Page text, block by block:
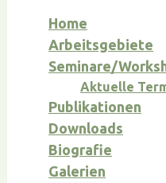
Home
Arbeitsgebiete
Seminare/
Aktuelle
Publikationen
Downloads
Biografie
Galerien